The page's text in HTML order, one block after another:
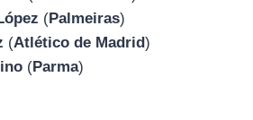
(Palmeiras)
(Atlético de Madrid)
(Parma)